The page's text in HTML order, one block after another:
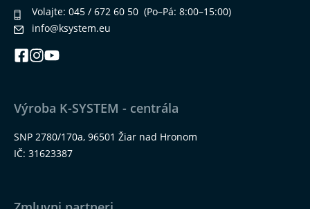
Volajte: 045 / 672 60 50 (Po–Pá: 8:00–15:00)
info@ksystem.eu
Výroba K-SYSTEM - centrála
SNP 2780/170a, 96501 Žiar nad Hronom
IČ: 31623387